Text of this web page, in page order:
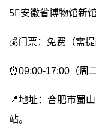
5⃣安徽省博物馆新馆
💰门票：免费（需提
⏰09:00-17:00（周
📍地址：合肥市蜀
站。